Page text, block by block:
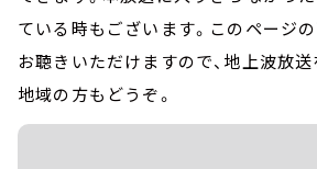
ている時もございます。このページ
お聴きいただけますので、地上波放
地域の方もどうぞ。